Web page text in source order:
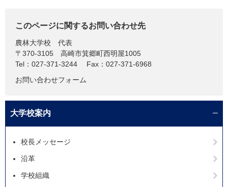
このページに関するお問い合わせ先
農林大学校
代表
〒370-3105
高崎市箕郷町西明屋1005
Tel：027-371-3244
Fax：027-371-6968
お問い合わせフォーム
大学校案内
校長メッセージ
沿革
学校組織